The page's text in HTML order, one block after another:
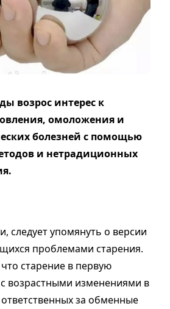
возрос интерес к
омоложения и
болезней с помощью
и нетрадиционных
следует упомянуть о версии
проблемами старения.
старение в первую
возрастными изменениями в
за обменные